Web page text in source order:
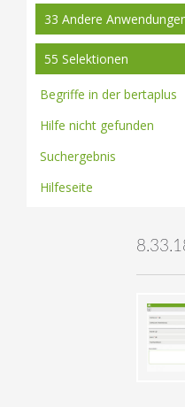
33 Andere
55 Selektionen
Begriffe in der bertaplus
Hilfe nicht gefunden
Suchergebnis
Hilfeseite